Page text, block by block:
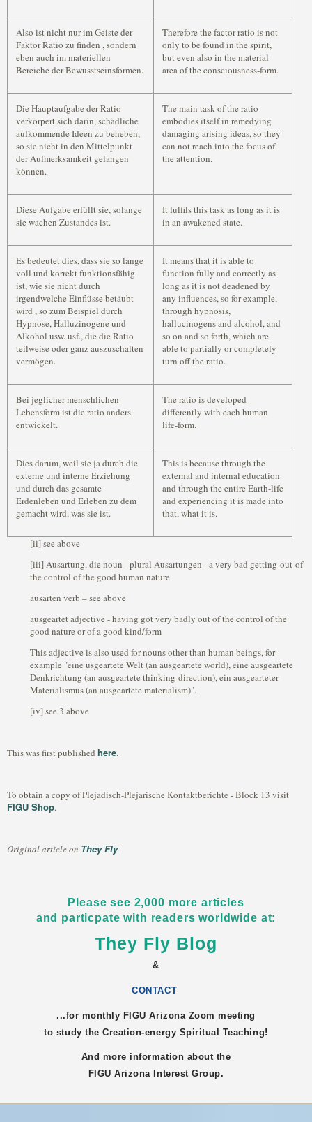
Also ist nicht nur im Geiste der
Faktor Ratio zu finden , sondern
eben auch im materiellen
Bereiche der Bewusstseinsformen.
Therefore the factor ratio is not
only to be found in the spirit,
but even also in the material
area of the consciousness-form.
Die Hauptaufgabe der Ratio
verkörpert sich darin, schädliche
aufkommende Ideen zu beheben,
so sie nicht in den Mittelpunkt
der Aufmerksamkeit gelangen
können.
The main task of the ratio
embodies itself in remedying
damaging arising ideas, so they
can not reach into the focus of
the attention.
Diese Aufgabe erfüllt sie, solange
sie wachen Zustandes ist.
It fulfils this task as long as it is
in an awakened state.
Es bedeutet dies, dass sie so lange
voll und korrekt funktionsfähig
ist, wie sie nicht durch
irgendwelche Einflüsse betäubt
wird , so zum Beispiel durch
Hypnose, Halluzinogene und
Alkohol usw. usf., die die Ratio
teilweise oder ganz auszuschalten
vermögen.
It means that it is able to
function fully and correctly as
long as it is not deadened by
any influences, so for example,
through hypnosis,
hallucinogens and alcohol, and
so on and so forth, which are
able to partially or completely
turn off the ratio.
Bei jeglicher menschlichen
Lebensform ist die ratio anders
entwickelt.
The ratio is developed
differently with each human
life-form.
Dies darum, weil sie ja durch die
externe und interne Erziehung
und durch das gesamte
Erdenleben und Erleben zu dem
gemacht wird, was sie ist.
This is because through the
external and internal education
and through the entire Earth-life
and experiencing it is made into
that, what it is.
[ii] see above
[iii] Ausartung, die noun - plural Ausartungen - a very bad getting-out-of
the control of the good human nature
ausarten verb – see above
ausgeartet adjective - having got very badly out of the control of the
good nature or of a good kind/form
This adjective is also used for nouns other than human beings, for
example "eine usgeartete Welt (an ausgeartete world), eine ausgeartete
Denkrichtung (an ausgeartete thinking-direction), ein ausgearteter
Materialismus (an ausgeartete materialism)".
[iv] see 3 above
This was first published here.
To obtain a copy of Plejadisch-Plejarische Kontaktberichte - Block 13 visit
FIGU Shop.
Original article on They Fly
Please see 2,000 more articles
and particpate with readers worldwide at:
They Fly Blog
&
CONTACT
...for monthly FIGUArizona Zoom meeting
to study the Creation-energy Spiritual Teaching!
And more information about the
FIGUArizonaInterest Group.